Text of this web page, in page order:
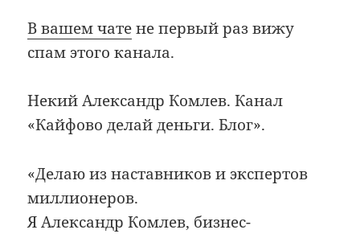
В вашем чатене первый раз вижу
спам этого канала.
Некий Александр Комлев. Канал
«Кайфово делай деньги. Блог».
«Делаю из наставников и экспертов
миллионеров.
Я Александр Комлев, бизнес-